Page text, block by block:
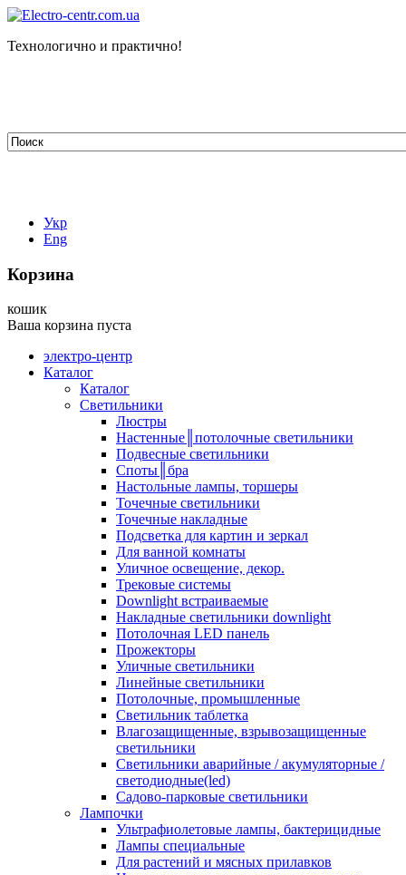
Технологично и практично!
Укр
Eng
Корзина
кошик
Ваша корзина пуста
электро-центр
Каталог
Каталог
Светильники
Люстры
Настенные║потолочные светильники
Подвесные светильники
Споты║бра
Настольные лампы, торшеры
Точечные светильники
Точечные накладные
Подсветка для картин и зеркал
Для ванной комнаты
Уличное освещение, декор.
Трековые системы
Downlight встраиваемые
Накладные светильники downlight
Потолочная LED панель
Прожекторы
Уличные светильники
Линейные светильники
Потолочные, промышленные
Светильник таблетка
Влагозащищенные, взрывозащищенные
светильники
Светильники аварийные / акумуляторные /
светодиодные(led)
Садово-парковые светильники
Лампочки
Ультрафиолетовые лампы, бактерицидные
Лампы специальные
Для растений и мясных прилавков